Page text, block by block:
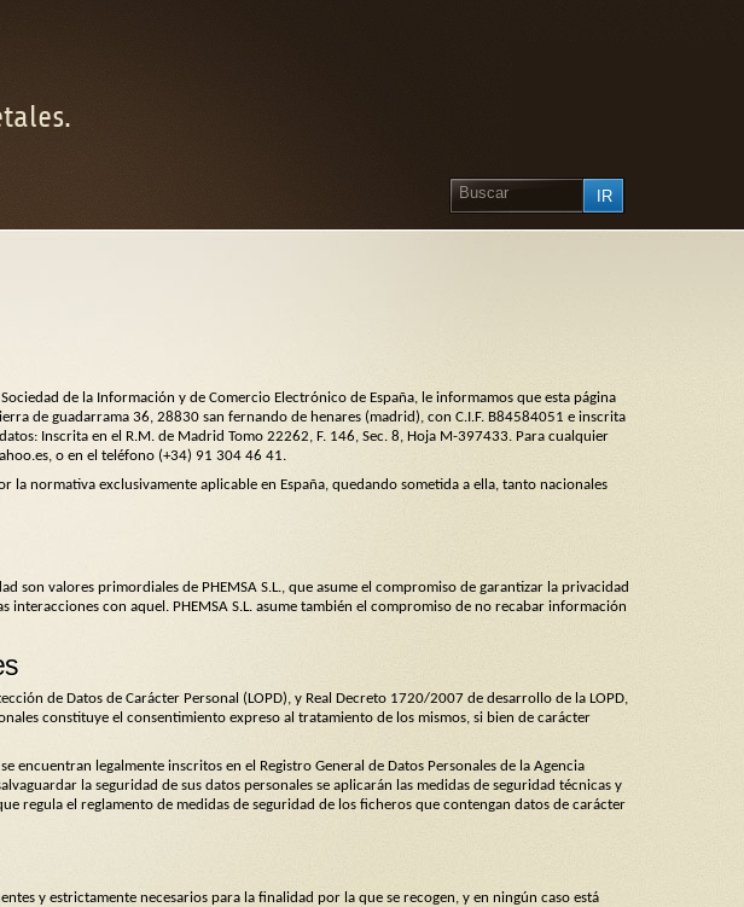
de la Información y de Comercio Electrónico de España, le informamos que esta página
de guadarrama 36, 28830 san fernando de henares (madrid), con C.I.F. B84584051 e inscrita
Inscrita en el R.M. de Madrid Tomo 22262, F. 146, Sec. 8, Hoja M-397433. Para cualquier
o en el teléfono (+34) 91 304 46 41.
la normativa exclusivamente aplicable en España, quedando sometida a ella, tanto nacionales
son valores primordiales de PHEMSA S.L., que asume el compromiso de garantizar la privacidad
interacciones con aquel. PHEMSA S.L. asume también el compromiso de no recabar información
de Datos de Carácter Personal (LOPD), y Real Decreto 1720/2007 de desarrollo de la LOPD,
constituye el consentimiento expreso al tratamiento de los mismos, si bien de carácter
encuentran legalmente inscritos en el Registro General de Datos Personales de la Agencia
la seguridad de sus datos personales se aplicarán las medidas de seguridad técnicas y
regula el reglamento de medidas de seguridad de los ficheros que contengan datos de carácter
y estrictamente necesarios para la finalidad por la que se recogen, y en ningún caso está